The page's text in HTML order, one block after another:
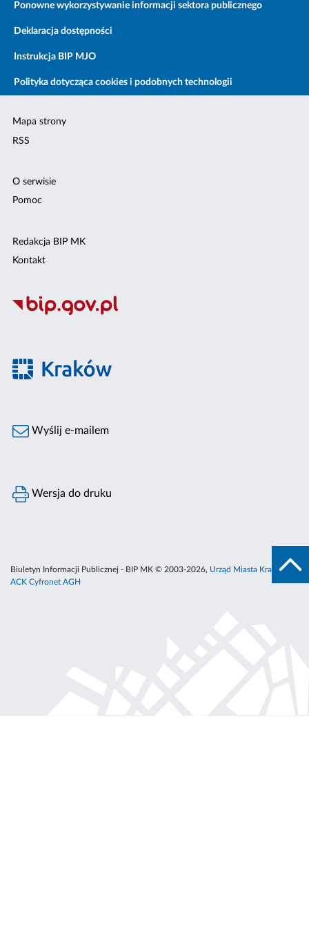
Ponowne wykorzystywanie informacji sektora publicznego
Deklaracja dostępności
Instrukcja BIP MJO
Polityka dotycząca cookies i podobnych technologii
Mapa strony
RSS
O serwisie
Pomoc
Redakcja BIP MK
Kontakt
Wyślij e-mailem
Wersja do druku
Biuletyn Informacji Publicznej - BIP MK © 2003-2026, Urząd Miasta Krakowa
ACK Cyfronet AGH